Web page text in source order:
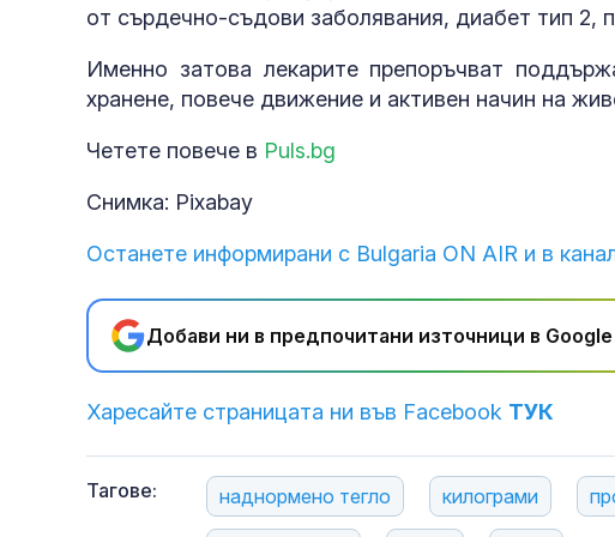
от сърдечно-съдови заболявания, диабет тип 2,
Именно затова лекарите препоръчват
хранене, повече движение и активен начин на
Четете повече в Puls.bg
Снимка: Pixabay
Останете информирани с Bulgaria ON AIR и в
Добави ни в предпочитани източници в Google
Харесайте страницата ни във Facebook ТУК
Тагове: наднормено тегло килограми